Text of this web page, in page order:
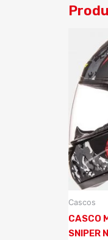
Cascos
CASCO
SNIPER